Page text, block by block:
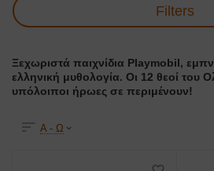
Filters
Ξεχωριστά παιχνίδια Playmobil,
ελληνική μυθολογία. Οι 12 θεοί του
υπόλοιποι ήρωες σε περιμένουν!
Α - Ω